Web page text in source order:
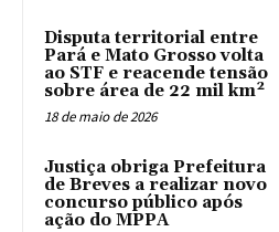
Disputa territorial entre
Pará e Mato Grosso volta
ao STF e reacende tensão
sobre área de 22 mil km²
18 de maio de 2026
Justiça obriga Prefeitura
de Breves a realizar novo
concurso público após
ação do MPPA